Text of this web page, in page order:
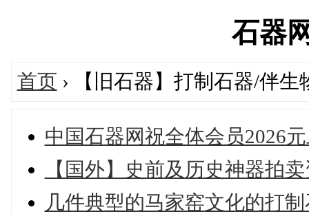
石器
首页 › 【旧石器】打制石器/伴生
中国石器网祝全体会员2026
【国外】史前及历史神器拍
几件典型的马家窑文化的打